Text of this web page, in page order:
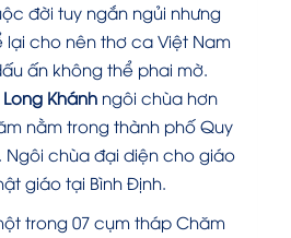
đời tuy ngắn ngủi nhưng
lại cho nên thơ ca Việt Nam
ấn không thể phai mờ.
Khánh ngôi chùa hơn
nằm trong thành phố Quy
Ngôi chùa đại diện cho giáo
giáo tại Bình Định.
trong 07 cụm tháp Chăm